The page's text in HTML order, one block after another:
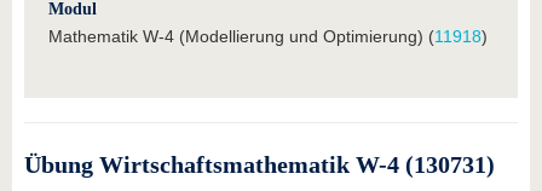
Modul
Mathematik W-4 (Modellierung und Optimierung) (11918)
Übung Wirtschaftsmathematik W-4 (130731)